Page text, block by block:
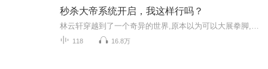
秒杀大帝系统开启，我这样行吗？
118 16.8万